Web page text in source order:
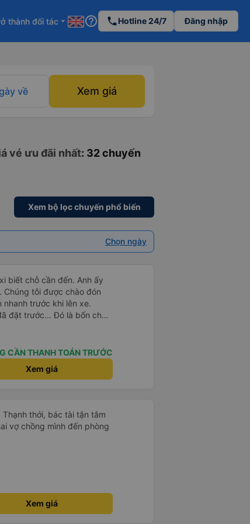
thành đối tác arrow_drop_down help_outline phoneHotline 24/7 Đăng nhập
về Xem giá
vé ưu đãi nhất: 32 chuyến
Xem bộ lọc chuyến phổ biến
Chọn ngày
biết chỗ cần đến. Anh ấy
tôi được chào đón
trước khi lên xe.
đặt trước... Đó là bốn chỗ
con tôi gọi đó là &quot;xe
Nam điển hình. Chuyến đi
ngôi nhà ven kênh.
CẦN THANH TOÁN TRƯỚC
Xem giá
thới, bác tài tận tâm
vợ chồng mình đến phòng
Xem giá